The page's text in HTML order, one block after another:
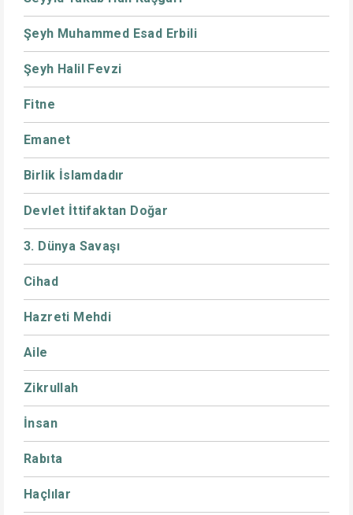
Şeyh Muhammed Esad Erbili
Şeyh Halil Fevzi
Fitne
Emanet
Birlik İslamdadır
Devlet İttifaktan Doğar
3. Dünya Savaşı
Cihad
Hazreti Mehdi
Aile
Zikrullah
İnsan
Rabıta
Haçlılar